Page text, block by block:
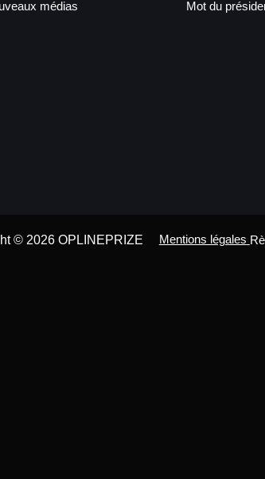
médias
Mot du
© 2026 OPLINEPRIZE Mentions légales